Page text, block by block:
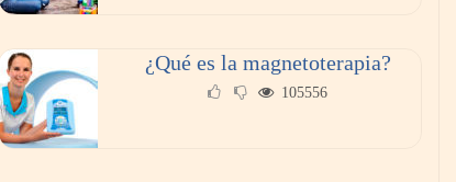
¿Qué es la magnetoterapia?
105556